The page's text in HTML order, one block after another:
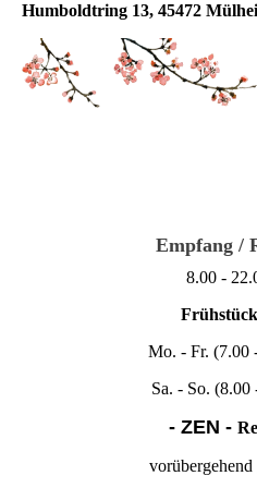
Humboldtring 13, 45472
Empfang /
8.00 -
Mo. - Fr. (7.00
Sa. - So.
- ZEN -
vorübergehend